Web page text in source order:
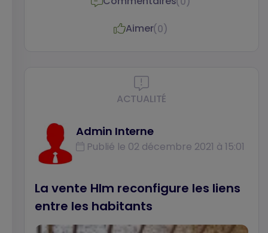
participation au programme de recherche.
Aimer(0)
ACTUALITÉ
Admin Interne
Publié le 02 décembre 2021 à 15:01
La vente Hlm reconfigure les liens
entre les habitants